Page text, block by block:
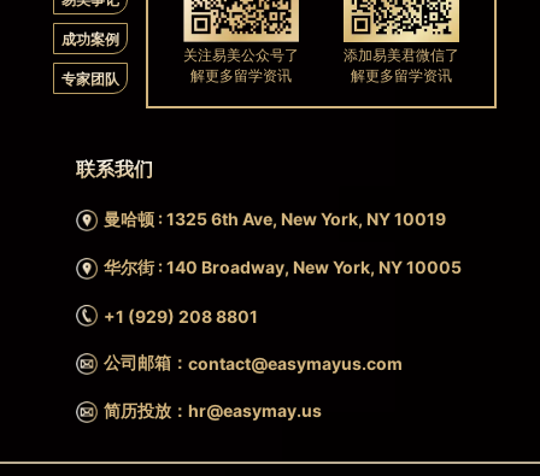
成功案例
专家团队
联系我们
曼哈顿 : 1325 6th Ave, New York, NY 10019
华尔街 : 140 Broadway, New York, NY 10005
+1 (929) 208 8801
公司邮箱：contact@easymayus.com
简历投放：hr@easymay.us
关注易美公众号了
解更多留学资讯
添加易美君微信了
解更多留学资讯